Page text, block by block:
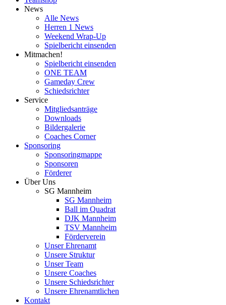
News
Alle News
Herren 1 News
Weekend Wrap-Up
Spielbericht einsenden
Mitmachen!
Spielbericht einsenden
ONE TEAM
Gameday Crew
Schiedsrichter
Service
Mitgliedsanträge
Downloads
Bildergalerie
Coaches Corner
Sponsoring
Sponsoringmappe
Sponsoren
Förderer
Über Uns
SG Mannheim
SG Mannheim
Ball im Quadrat
DJK Mannheim
TSV Mannheim
Förderverein
Unser Ehrenamt
Unsere Struktur
Unser Team
Unsere Coaches
Unsere Schiedsrichter
Unsere Ehrenamtlichen
Kontakt